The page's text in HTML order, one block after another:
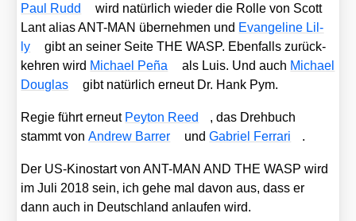
Paul Rudd
wird natür­lich wie­der die Rol­le von Scott
Lant ali­as ANT-MAN über­neh­men und Evan­ge­li­ne Lil­
ly
gibt an sei­ner Sei­te THE WASP. Eben­falls zurück­
keh­ren wird Micha­el Peña als Luis. Und auch Micha­el
Dou­glas
gibt natür­lich erneut Dr. Hank Pym.
Regie führt erneut Pey­ton Reed
, das Dreh­buch
stammt vonAndrew Bar­rer undGabri­el Fer­ra­ri .
Der US-Kino­start von ANT-MAN AND THE WASP wird
im Juli 2018 sein, ich gehe mal davon aus, dass er
dann auch in Deutsch­land anlau­fen wird.